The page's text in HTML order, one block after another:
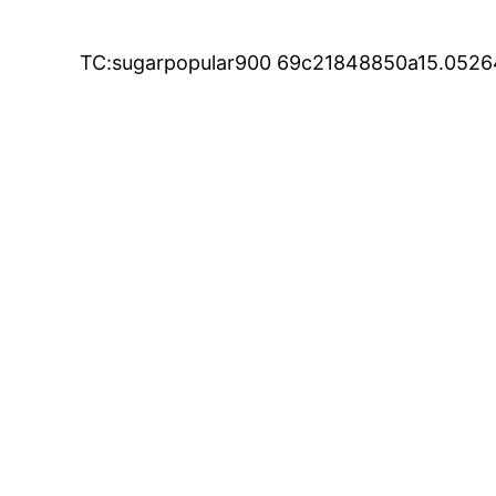
TC:sugarpopular900